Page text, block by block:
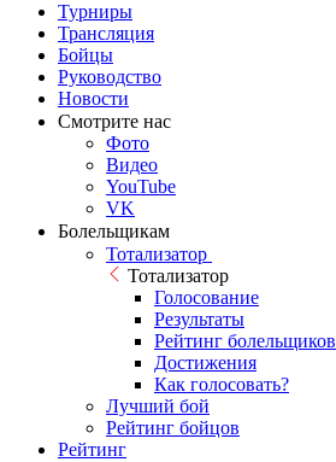
Турниры
Трансляция
Бойцы
Руководство
Новости
Смотрите нас
Фото
Видео
YouTube
VK
Болельщикам
Тотализатор
Тотализатор
Голосование
Результаты
Рейтинг болельщиков
Достижения
Как голосовать?
Лучший бой
Рейтинг бойцов
Рейтинг